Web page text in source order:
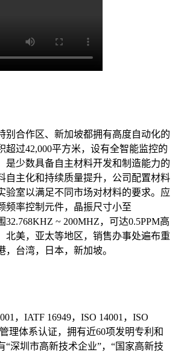
别合作区、新加坡都拥有高度自动化的
超过42,000平方米，设有全智能监控的
是少数具备自主材料开发和制造能力的
自主化和持续质量提升，公司配置材料
验室以满足不同市场对材料的要求。应
频率控制元件，晶振尺寸小至
32.768KHZ ~ 200MHZ，可达0.5PPM高
北美，亚太等地区，销售办事处遍布重
，台湾，日本，新加坡。
，IATF 16949，ISO 14001，ISO
理体系认证，拥有近60项发明专利和
“深圳市高新技术企业”，“国家高新技